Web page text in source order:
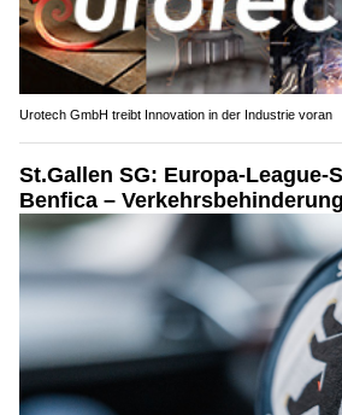
Urotech GmbH treibt Innovation in der Industrie voran
St.Gallen SG: Europa-League-
Benfica –